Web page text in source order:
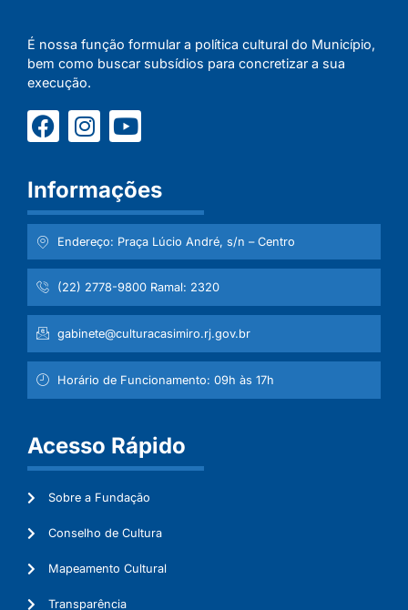
É nossa função formular a política cultural do Município,
bem como buscar subsídios para concretizar a sua
execução.
Informações
Endereço: Praça Lúcio André, s/n – Centro
(22) 2778-9800 Ramal: 2320
gabinete@culturacasimiro.rj.gov.br
Horário de Funcionamento: 09h às 17h
Acesso Rápido
Sobre a Fundação
Conselho de Cultura
Mapeamento Cultural
Transparência